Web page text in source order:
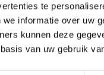
te
informatie over uw
kunnen deze
van uw gebruik